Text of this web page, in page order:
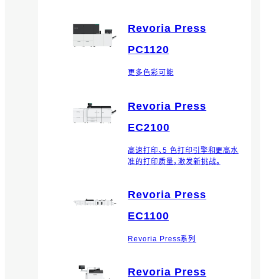
Revoria Press
PC1120
更多色彩可能
Revoria Press
EC2100
高速打印、5 色打印引擎和更高水
准的打印质量，激发新挑战。
Revoria Press
EC1100
Revoria Press系列
Revoria Press